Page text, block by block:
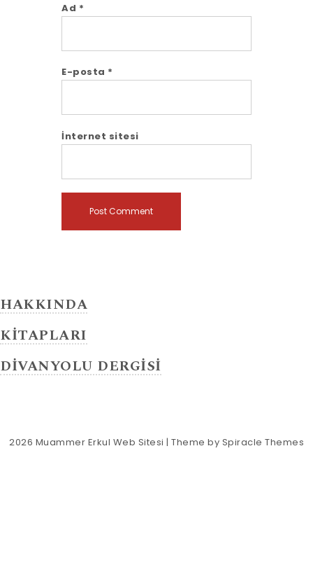
Ad *
E-posta *
İnternet sitesi
HAKKINDA
KİTAPLARI
DİVANYOLU DERGİSİ
2026 Muammer Erkul Web Sitesi | Theme by Spiracle Themes